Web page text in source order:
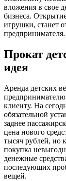
вложения в свое
бизнеса.
игрушки, станет
предпринимателя.
Прокат
идея
Аренда детских
клиенту. На
обязательной
заднее
цена нового
тысяч рублей, но
покупка
денежные
последующих
вещей.